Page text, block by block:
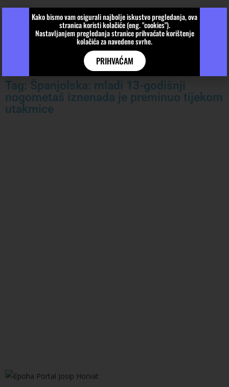
Tag: Španjolska: mladi 13-godišnji
nogometaš iznenada je preminuo tijekom
utakmice
Kako bismo vam osigurali najbolje iskustvo pregledanja, ova
stranica koristi kolačiće (eng. "cookies").
Nastavljanjem pregledanja stranice prihvaćate korištenje
kolačića za navedene svrhe.
PRIHVAĆAM